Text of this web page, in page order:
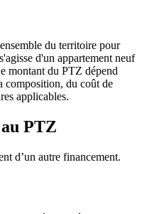
du territoire pour
d'un appartement neuf
montant du PTZ dépend
composition, du coût de
applicables.
PTZ
d’un autre financement.